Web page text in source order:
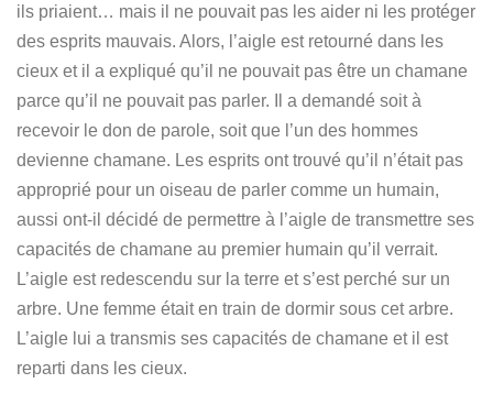
ils priaient… mais il ne pouvait pas les aider ni les protéger
des esprits mauvais. Alors, l’aigle est retourné dans les
cieux et il a expliqué qu’il ne pouvait pas être un chamane
parce qu’il ne pouvait pas parler. Il a demandé soit à
recevoir le don de parole, soit que l’un des hommes
devienne chamane. Les esprits ont trouvé qu’il n’était pas
approprié pour un oiseau de parler comme un humain,
aussi ont-il décidé de permettre à l’aigle de transmettre ses
capacités de chamane au premier humain qu’il verrait.
L’aigle est redescendu sur la terre et s’est perché sur un
arbre. Une femme était en train de dormir sous cet arbre.
L’aigle lui a transmis ses capacités de chamane et il est
reparti dans les cieux.